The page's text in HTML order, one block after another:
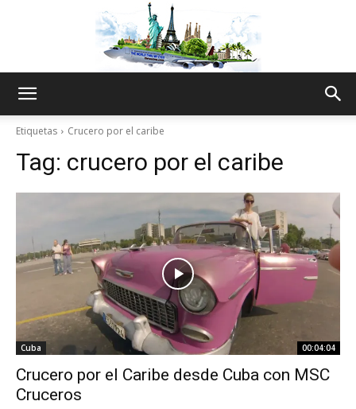
Thru
My
Etiquetas Crucero por el caribe
Tag: crucero por el caribe
Cuba 00:04:04
Crucero por el Caribe desde Cuba con MSC
Cruceros